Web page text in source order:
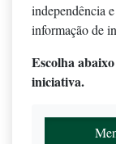
independência
informação de
Escolha
iniciativa.